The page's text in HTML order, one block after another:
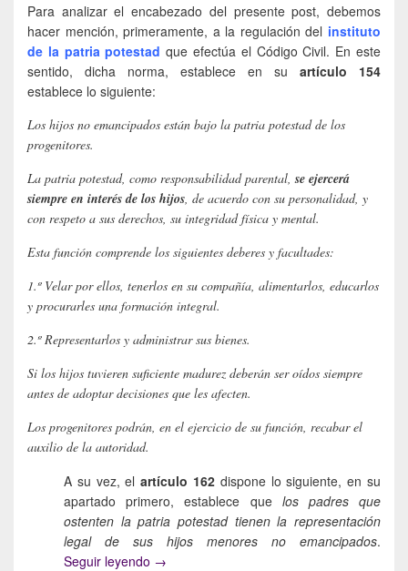
Para analizar el encabezado del presente post, debemos
hacer mención, primeramente, a la regulación del instituto
de la patria potestad que efectúa el Código Civil. En este
sentido, dicha norma, establece en su artículo 154
establece lo siguiente:
Los hijos no emancipados están bajo la patria potestad de los
progenitores.
La patria potestad, como responsabilidad parental, se ejercerá
siempre en interés de los hijos, de acuerdo con su personalidad, y
con respeto a sus derechos, su integridad física y mental.
Esta función comprende los siguientes deberes y facultades:
1.º Velar por ellos, tenerlos en su compañía, alimentarlos, educarlos
y procurarles una formación integral.
2.º Representarlos y administrar sus bienes.
Si los hijos tuvieren suficiente madurez deberán ser oídos siempre
antes de adoptar decisiones que les afecten.
Los progenitores podrán, en el ejercicio de su función, recabar el
auxilio de la autoridad.
A su vez, elartículo 162 dispone lo siguiente, en su
apartado primero, establece que los padres que
ostenten la patria potestad tienen la representación
legal de sus hijos menores no emancipados.
Seguir leyendo Privación de la patria potestad:
→